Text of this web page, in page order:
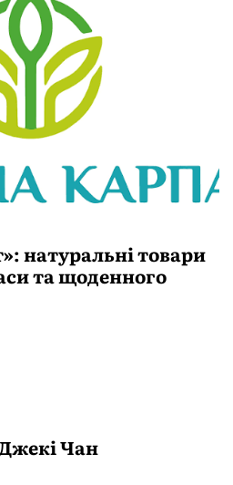
натуральні товари
та щоденного
Чан